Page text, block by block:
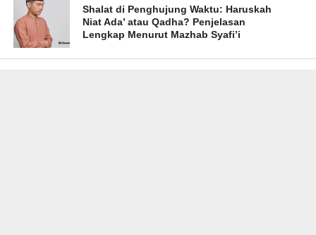
Shalat di Penghujung Waktu: Haruskah
Niat Ada’ atau Qadha? Penjelasan
Lengkap Menurut Mazhab Syafi’i